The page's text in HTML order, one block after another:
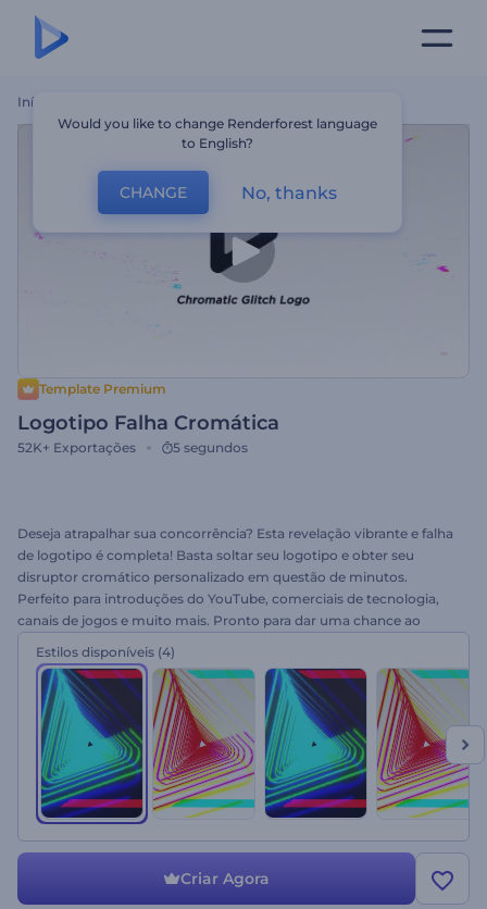
Início
Template Premium
Logotipo Falha Cromática
52K+ Exportações 5 segundos
Deseja atrapalhar sua concorrência? Esta revelação vibrante e falha
de logotipo é completa! Basta soltar seu logotipo e obter seu
disruptor cromático personalizado em questão de minutos.
Perfeito para introduções do YouTube, comerciais de tecnologia,
canais de jogos e muito mais. Pronto para dar uma chance ao
Estilos disponíveis (4)
Criar Agora
Would you like to change Renderforest language
to English?
CHANGE No, thanks